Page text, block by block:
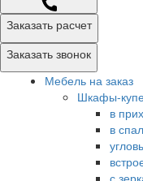
Заказать расчет
Заказать звонок
Мебель на заказ
Шкафы-
в
в
с